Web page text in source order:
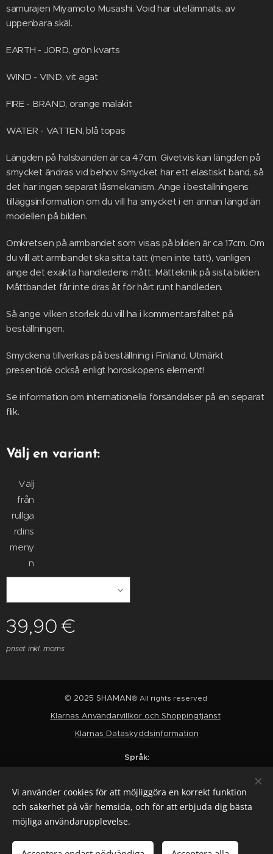
samurajen Miyamoto Musashi. Void har utelämnats, av
uppenbara skäl.
EARTH - JORD, grön kvarts
WIND - VIND, vit agat
FIRE - BRAND, orange malakit
WATER - VATTEN, blå topas
Längden på halsbanden är ca 47cm. Givetvis kan längden på
smycket ändras vid behov. Smycket har ett elastiskt band, så
det har ingen separat låsmekanism. Ange i beställningens
tilläggsinformation om du vill ha smycket i en annan längd än
modellen på bilden.
Omkretsen på armbandet som visas på bilden är ca 17cm. Om
du vill att armbandet ska sitta tätt (men inte tätt), vänligen
ange det exakta handledens mått. Mätteknik på sista bilden.
Måttbandet får inte dras åt för hårt runt handleden.
Så ange vilken storlek du vill ha i kommentarsfältet på
beställningen.
Smyckena tillverkas på beställning i Finland. Utmärkt
presentidé också enligt horoskopens element!
Se information om internationella försändelser på en separat
flik.
Välj en variant:
Välj
från
rullga
rdins
meny
n
39,90 €
priset inkl. moms
© 2025 SHAMAN® All rights reserved
Klarnas Användarvillkor och Shoppingtjänst
Klarnas Dataskyddsinformation
Språk
Valutor
EUR €
SEK kr USD $
Vi använder cookies för att möjliggöra en korrekt funktion
och säkerhet på vår hemsida, och för att erbjuda dig bästa
möjliga användarupplevelse.